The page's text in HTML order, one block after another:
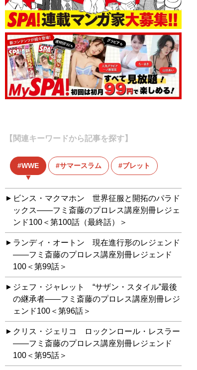
【関連キーワードから記事を探す】
WWE サマースラム ブレット
ビンス・マクマホン 世界征服と開拓のパラド
ックス――フミ斎藤のプロレス講座別冊レジェ
ンド100＜第100話（最終話）＞
ランディ・オートン 現在進行形のレジェンド
――フミ斎藤のプロレス講座別冊レジェンド
100＜第99話＞
ジェフ・ジャレット “サザン・スタイル”最後
の継承者――フミ斎藤のプロレス講座別冊レジ
ェンド100＜第96話＞
クリス・ジェリコ ロックンロール・レスラー
――フミ斎藤のプロレス講座別冊レジェンド
100＜第95話＞